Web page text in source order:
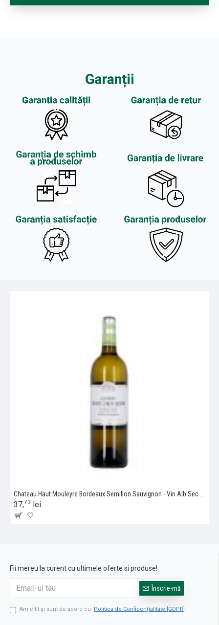
37,73 lei
Fii mereu la curent cu ultimele oferte si produse!
Înscrie-mă
Am citit şi sunt de acord cu Politica de Confidențialitate [GDPR]